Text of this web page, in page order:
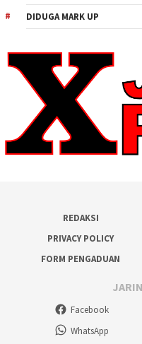
DIDUGA MARK UP
REDAKSI
PRIVACY POLICY
FORM PENGADUAN
Facebook
WhatsApp